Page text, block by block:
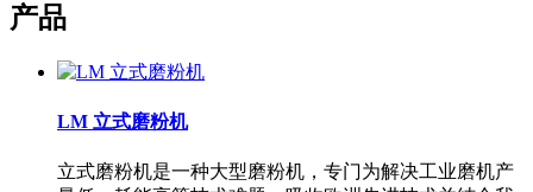
产品
LM 立式磨粉机
立式磨粉机是一种大型磨粉机，专门为解决工业磨机产